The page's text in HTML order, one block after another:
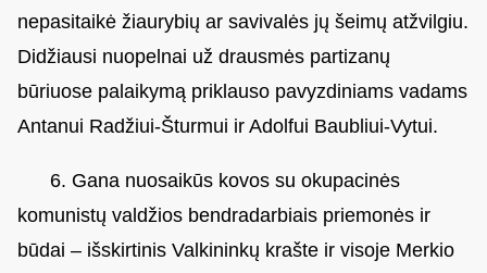
nepasitaikė žiaurybių ar savivalės jų šeimų atžvilgiu.
Didžiausi nuopelnai už drausmės partizanų
būriuose palaikymą priklauso pavyzdiniams vadams
Antanui Radžiui-Šturmui ir Adolfui Baubliui-Vytui.
6. Gana nuosaikūs kovos su okupacinės
komunistų valdžios bendradarbiais priemonės ir
būdai – išskirtinis Valkininkų krašte ir visoje Merkio